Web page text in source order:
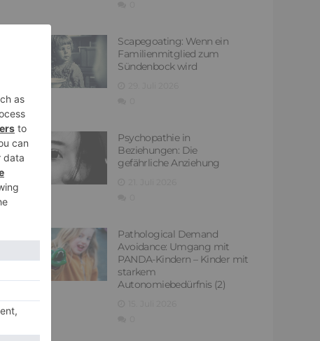
Scapegoating: Wenn ein
Familienmitglied zum
Sündenbock wird
Psychopathie in
Beziehungen: Die
gefährliche Anziehung
Pathological Demand
Avoidance: Umgang mit
PANDA-Kindern – Kinder mit
starkem
Autonomiebedürfnis (2)